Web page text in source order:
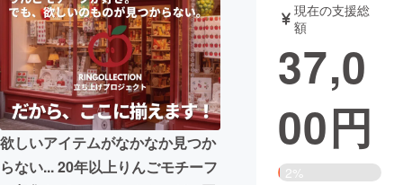
テクノロジー・ガジェット
映像・映画 書籍・雑誌
ビジネス・起業 チャレンジ
まちづくり・地域活性化
欲しいアイテムがなかなか見つか
らない... 20年以上りんごモチーフ
現在の支援総
額
37,0
00円
2%